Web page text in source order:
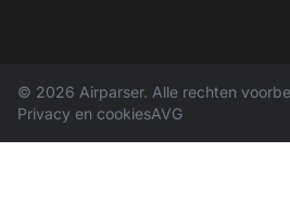
© 2026 Airparser. Alle rechten
Privacy en cookiesAVG